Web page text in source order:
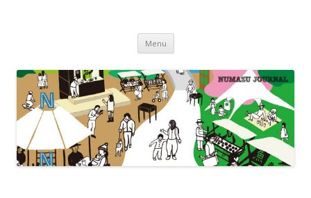
Menu Skip to content